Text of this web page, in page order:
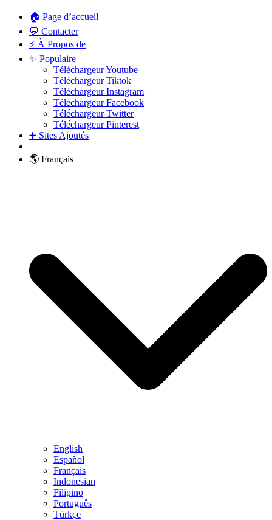
🏠 Page d’accueil
💬 Contacter
⚡ À Propos de
✨ Populaire
Téléchargeur Youtube
Téléchargeur Tiktok
Téléchargeur Instagram
Téléchargeur Facebook
Téléchargeur Twitter
Téléchargeur Pinterest
➕ Sites Ajoutés
🌎 Français
English
Español
Français
Indonesian
Filipino
Português
Türkçe